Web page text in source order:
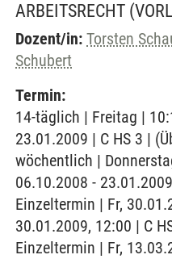
ARBEITSRECHT
Dozent/in: Torsten
Schubert
Termin:
14-täglich | Freitag |
23.01.2009 | C HS 3 |
wöchentlich |
06.10.2008 -
Einzeltermin | Fr,
30.01.2009, 12:00 | C
Einzeltermin | Fr,